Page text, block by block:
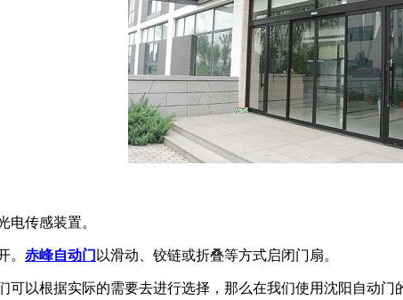
传感装置。
。 赤峰自动门 以滑动、铰链或折叠等方式启闭门扇。
可以根据实际的需要去进行选择，那么在我们使用沈阳自动